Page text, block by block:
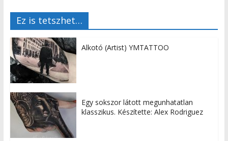
Ez is tetszhet…
Alkotó (Artist) YMTATTOO
Egy sokszor látott megunhatatlan
klasszikus. Készítette: Alex Rodriguez